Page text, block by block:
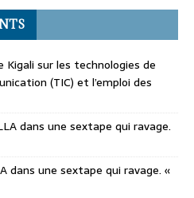
Kigali sur les technologies de
(TIC) et l’emploi des
dans une sextape qui ravage.
dans une sextape qui ravage. «